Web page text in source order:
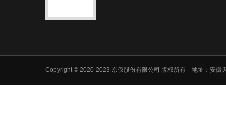
Copyright © 2020-2023 京仪股份有限公司 版权所有 地址：安